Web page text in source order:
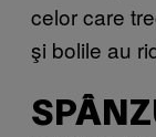
celor care
şi bolile au